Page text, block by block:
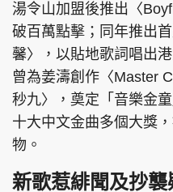
湯令山加盟後推出〈
破百萬點擊；同年推出
馨〉，以貼地歌詞唱出
曾為姜濤創作〈Master
秒九〉，奠定「音樂金
十大中文金曲多個大獎
物。
新歌惹緋聞及抄襲